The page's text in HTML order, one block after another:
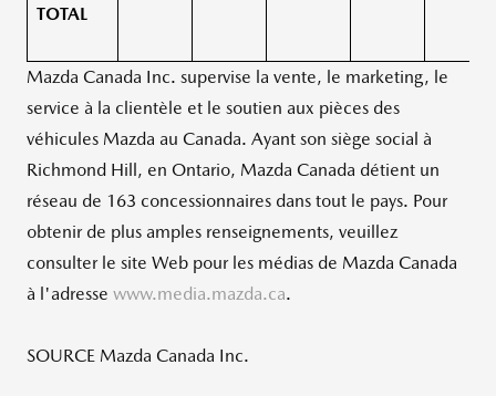
TOTAL
Mazda Canada Inc. supervise la vente, le marketing, le
service à la clientèle et le soutien aux pièces des
véhicules Mazda au Canada. Ayant son siège social à
Richmond Hill, en Ontario, Mazda Canada détient un
réseau de 163 concessionnaires dans tout le pays. Pour
obtenir de plus amples renseignements, veuillez
consulter le site Web pour les médias de Mazda Canada
à l'adresse www.media.mazda.ca.
SOURCE Mazda Canada Inc.